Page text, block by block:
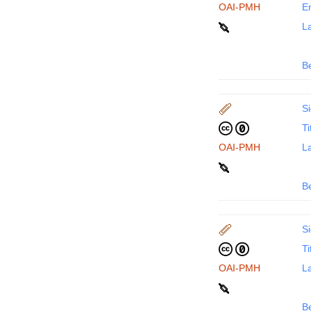
OAI-PMH
OAI-PMH
OAI-PMH